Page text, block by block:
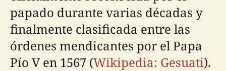
papado durante varias décadas y
finalmente clasificada entre las
órdenes mendicantes por el Papa
Pío V en 1567 (Wikipedia: Gesuati).